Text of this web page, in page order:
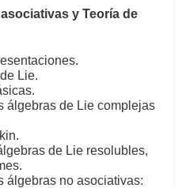
y Teoría de
Lie.
álgebras de Lie complejas
de Lie resolubles,
álgebras no asociativas: